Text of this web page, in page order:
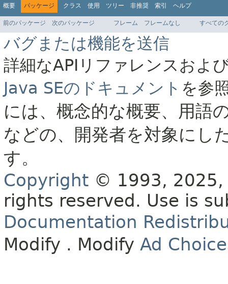
概要 パッケージ クラス 使用 ツリー 非推奨 索引 ヘルプ
前のパッケージ 次のパッケージ フレーム フレームなし すべての
バグまたは機能を送信
詳細なAPIリファレンスおよ
Java SEのドキュメント を参
には、概念的な概要、用語
などの、開発者を対象にし
す。
Copyright © 1993,
rights reserved. Use is
Documentation
Modify . Modify Ad